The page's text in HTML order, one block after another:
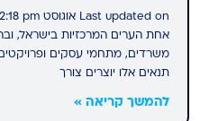
אחת הערים המרכזיות בישראל,
משרדים, מתחמי עסקים
תנאים אלו יוצרים צורך
להמשך קריאה »